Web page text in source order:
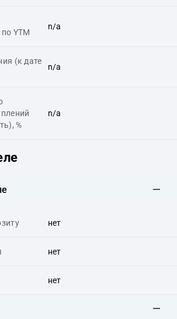
YTM
n/a
(к дате
n/a
%
n/a
нет
нет
нет